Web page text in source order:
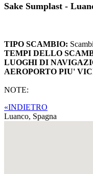
Sake Sumplast -
TIPO SCAMBIO:
TEMPI DELLO
LUOGHI DI
AEROPORTO PIU'
NOTE:
«INDIETRO
Luanco, Spagna